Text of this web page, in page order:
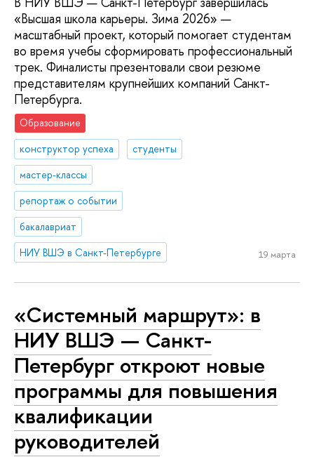
«Высшая школа карьеры. Зима 2026» —
масштабный проект, который помогает студентам
во время учебы сформировать профессиональный
трек. Финалисты презентовали свои резюме
представителям крупнейших компаний Санкт-
Петербурга.
Образование
конструктор успеха
студенты
мастер-классы
репортаж о событии
бакалавриат
НИУ ВШЭ в Санкт-Петербурге
19 марта
«Системный маршрут»: в
НИУ ВШЭ — Санкт-
Петербург откроют новые
программы для повышения
квалификации
руководителей